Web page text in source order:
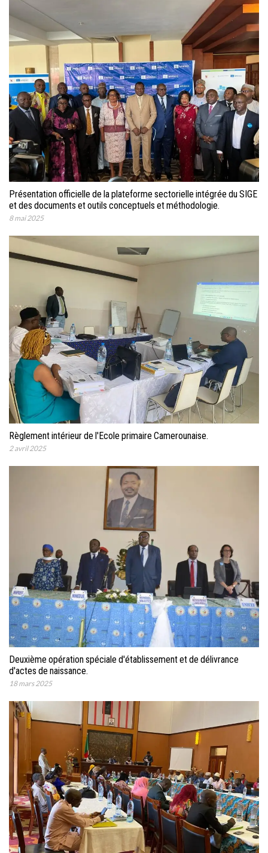
Présentation officielle de la plateforme sectorielle intégrée du SIGE
et des documents et outils conceptuels et méthodologie.
8 mai 2025
Règlement intérieur de l'Ecole primaire Camerounaise.
2 avril 2025
Deuxième opération spéciale d'établissement et de délivrance
d'actes de naissance.
18 mars 2025